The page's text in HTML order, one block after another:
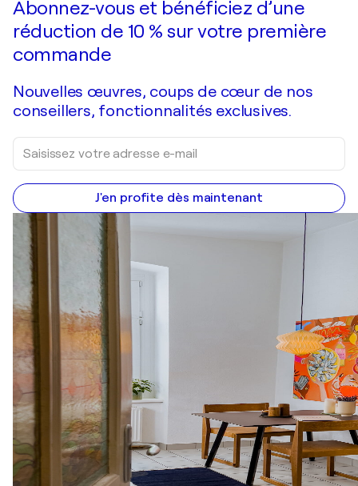
Je passe commande
Abonnez-vous et bénéficiez d’une
réduction de 10 % sur votre première
commande
Nouvelles œuvres, coups de cœur de nos
conseillers, fonctionnalités exclusives.
J'en profite dès maintenant